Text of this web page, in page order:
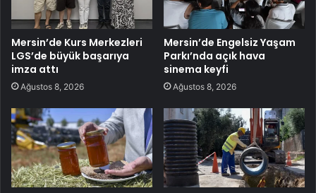
Mersin’de Kurs Merkezleri
LGS’de büyük başarıya
imza attı
Ağustos 8, 2026
Mersin’de Engelsiz Yaşam
Parkı’nda açık hava
sinema keyfi
Ağustos 8, 2026